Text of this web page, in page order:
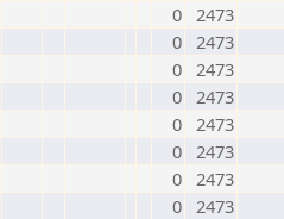
0 2473
0 2473
0 2473
0 2473
0 2473
0 2473
0 2473
0 2473